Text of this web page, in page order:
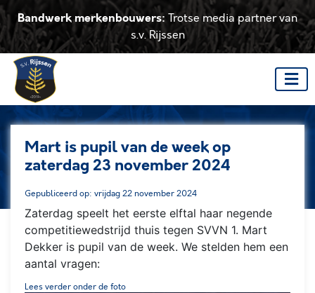
Bandwerk merkenbouwers: Trotse media partner van
s.v. Rijssen
Mart is pupil van de week op
zaterdag 23 november 2024
Gepubliceerd op: vrijdag 22 november 2024
Zaterdag speelt het eerste elftal haar negende
competitiewedstrijd thuis tegen SVVN 1. Mart
Dekker is pupil van de week. We stelden hem een
aantal vragen:
Lees verder onder de foto